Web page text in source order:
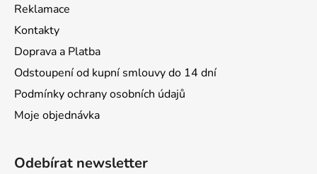
Reklamace
Kontakty
Doprava a Platba
Odstoupení od kupní smlouvy do 14 dní
Podmínky ochrany osobních údajů
Moje objednávka
Odebírat newsletter